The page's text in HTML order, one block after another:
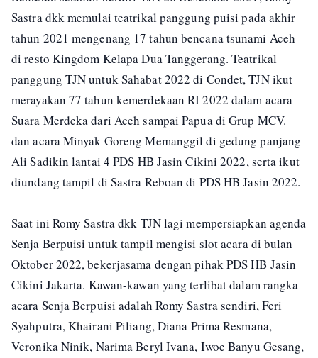
Sastra dkk memulai teatrikal panggung puisi pada akhir
tahun 2021 mengenang 17 tahun bencana tsunami Aceh
di resto Kingdom Kelapa Dua Tanggerang. Teatrikal
panggung TJN untuk Sahabat 2022 di Condet, TJN ikut
merayakan 77 tahun kemerdekaan RI 2022 dalam acara
Suara Merdeka dari Aceh sampai Papua di Grup MCV.
dan acara Minyak Goreng Memanggil di gedung panjang
Ali Sadikin lantai 4 PDS HB Jasin Cikini 2022, serta ikut
diundang tampil di Sastra Reboan di PDS HB Jasin 2022.
Saat ini Romy Sastra dkk TJN lagi mempersiapkan agenda
Senja Berpuisi untuk tampil mengisi slot acara di bulan
Oktober 2022, bekerjasama dengan pihak PDS HB Jasin
Cikini Jakarta. Kawan-kawan yang terlibat dalam rangka
acara Senja Berpuisi adalah Romy Sastra sendiri, Feri
Syahputra, Khairani Piliang, Diana Prima Resmana,
Veronika Ninik, Narima Beryl Ivana, Iwoe Banyu Gesang,